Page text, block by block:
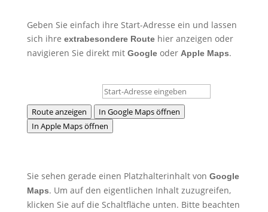
Geben Sie einfach ihre Start-Adresse ein und lassen
sich ihre extrabesondere Routehier anzeigen oder
navigieren Sie direkt mit Googleoder Apple Maps.
Route anzeigen
In Google Maps öffnen
In Apple Maps öffnen
Sie sehen gerade einen Platzhalterinhalt von Google
Maps. Um auf den eigentlichen Inhalt zuzugreifen,
klicken Sie auf die Schaltfläche unten. Bitte beachten